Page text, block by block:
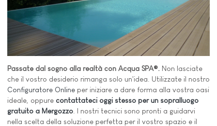
Passate dal sogno alla realtà con Acqua SPA®. Non lasciate
che il vostro desiderio rimanga solo un'idea. Utilizzate il nostro
Configuratore Online per iniziare a dare forma alla vostra oasi
ideale, oppure contattateci oggi stesso per un sopralluogo
gratuito a Mergozzo . I nostri tecnici sono pronti a guidarvi
nella scelta della soluzione perfetta per il vostro spazio e il